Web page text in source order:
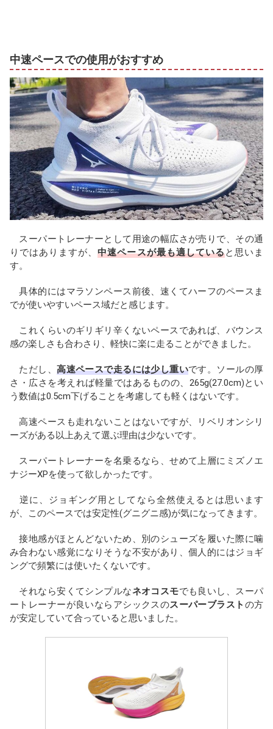
中速ペースでの使用がおすすめ
スーパートレーナーとして用途の幅広さが売りで、その通
りではありますが、中速ペースが最も適していると思いま
す。
具体的にはマラソンペース前後、速くてハーフのペースま
でが使いやすいペース域だと感じます。
これくらいのギリギリ辛くないペースであれば、バウンス
感の楽しさも合わさり、軽快に楽に走ることができました。
ただし、高速ペースで走るには少し重いです。ソールの厚
さ・広さを考えれば軽量ではあるものの、265g(27.0cm)とい
う数値は0.5cm下げることを考慮しても軽くはないです。
高速ペースも走れないことはないですが、リベリオンシリ
ーズがある以上あえて選ぶ理由は少ないです。
スーパートレーナーを名乗るなら、せめて上層にミズノエ
ナジーXPを使って欲しかったです。
逆に、ジョギング用としてなら全然使えるとは思います
が、このペースでは安定性(グニグニ感)が気になってきます。
接地感がほとんどないため、別のシューズを履いた際に噛
み合わない感覚になりそうな不安があり、個人的にはジョギ
ングで頻繁には使いたくないです。
それなら安くてシンプルなネオコスモでも良いし、スーパ
ートレーナーが良いならアシックスのスーパーブラスト の方
が安定していて合っていると思いました。